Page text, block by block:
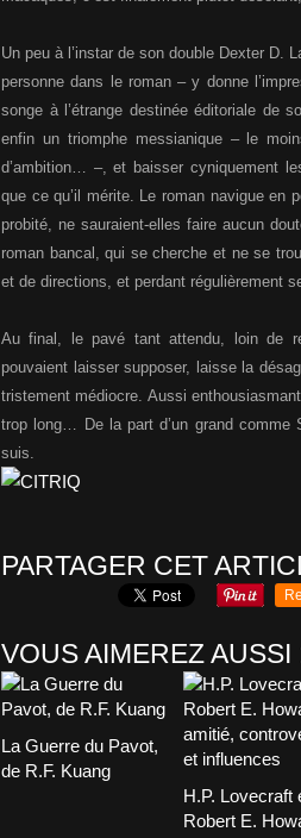
Un peu à l’instar de son double Dexter D.
personne dans le roman – y donne
songe à l’étrange destinée éditoriale de
enfin un triomphe messianique – le
d’ambition… –, et baisser cyniquement
que ce qu’il mérite. Le roman navigue
probité, ne sauraient-elles faire aucun
roman bancal, qui se cherche et ne se
et de directions, et perdant régulièrement
Au final, le pavé tant attendu, loin de
pouvaient laisser supposer, laisse la
tristement médiocre. Aussi
trop long… De la part d’un grand comme
suis.
PARTAGER CET
VOUS AIMEREZ AUSSI
La Guerre du Pavot,
de R.F. Kuang
H.P. Lovecraft
Robert E.